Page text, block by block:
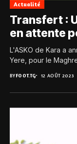
Actualité
Transfert :
en attente
L'ASKO de Kara a
Yere, pour le
BYFOOT.TG 12 AOÛT 2023